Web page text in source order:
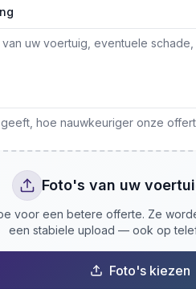
hoe nauwkeuriger onze
Foto's van uw
voor een betere offerte. Ze
een stabiele upload — ook op
Foto's kiezen